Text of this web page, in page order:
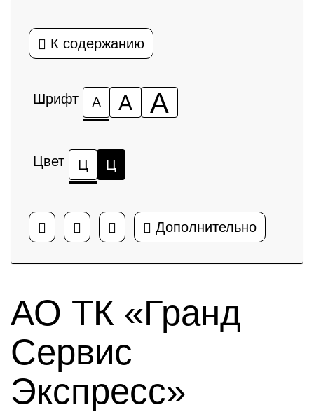
К содержанию
Шрифт А А А
Цвет Ц Ц
Дополнительно
АО ТК «Гранд
Сервис
Экспресс»